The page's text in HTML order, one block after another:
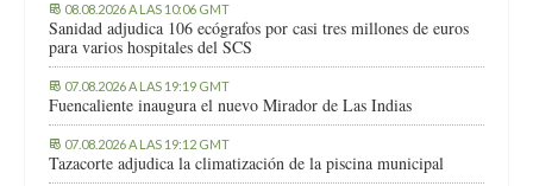
08.08.2026 A LAS 10:06 GMT
Sanidad adjudica 106 ecógrafos por casi tres millones de euros
para varios hospitales del SCS
07.08.2026 A LAS 19:19 GMT
Fuencaliente inaugura el nuevo Mirador de Las Indias
07.08.2026 A LAS 19:12 GMT
Tazacorte adjudica la climatización de la piscina municipal